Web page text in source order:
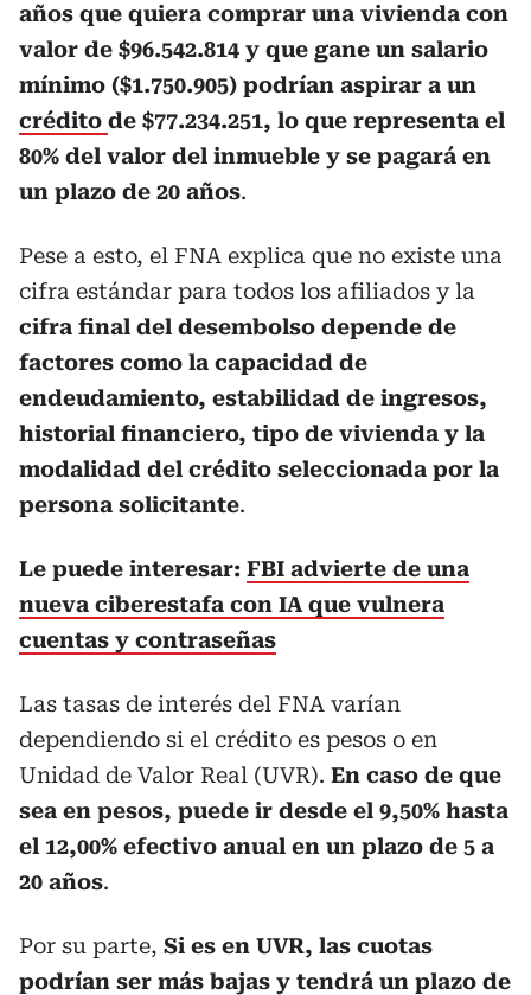
años que quiera comprar una vivienda con
valor de $96.542.814 y que gane un salario
mínimo ($1.750.905) podrían aspirar a un
crédito de $77.234.251, lo que representa el
80% del valor del inmueble y se pagará en
un plazo de 20 años.
Pese a esto, el FNA explica que no existe una
cifra estándar para todos los afiliados y la
cifra final del desembolso depende de
factores como la capacidad de
endeudamiento, estabilidad de ingresos,
historial financiero, tipo de vivienda y la
modalidad del crédito seleccionada por la
persona solicitante.
Le puede interesar: FBI advierte de una
nueva ciberestafa con IA que vulnera
cuentas y contraseñas
Las tasas de interés del FNA varían
dependiendo si el crédito es pesos o en
Unidad de Valor Real (UVR). En caso de que
sea en pesos, puede ir desde el 9,50% hasta
el 12,00% efectivo anual en un plazo de 5 a
20 años.
Por su parte, Si es en UVR, las cuotas
podrían ser más bajas y tendrá un plazo de